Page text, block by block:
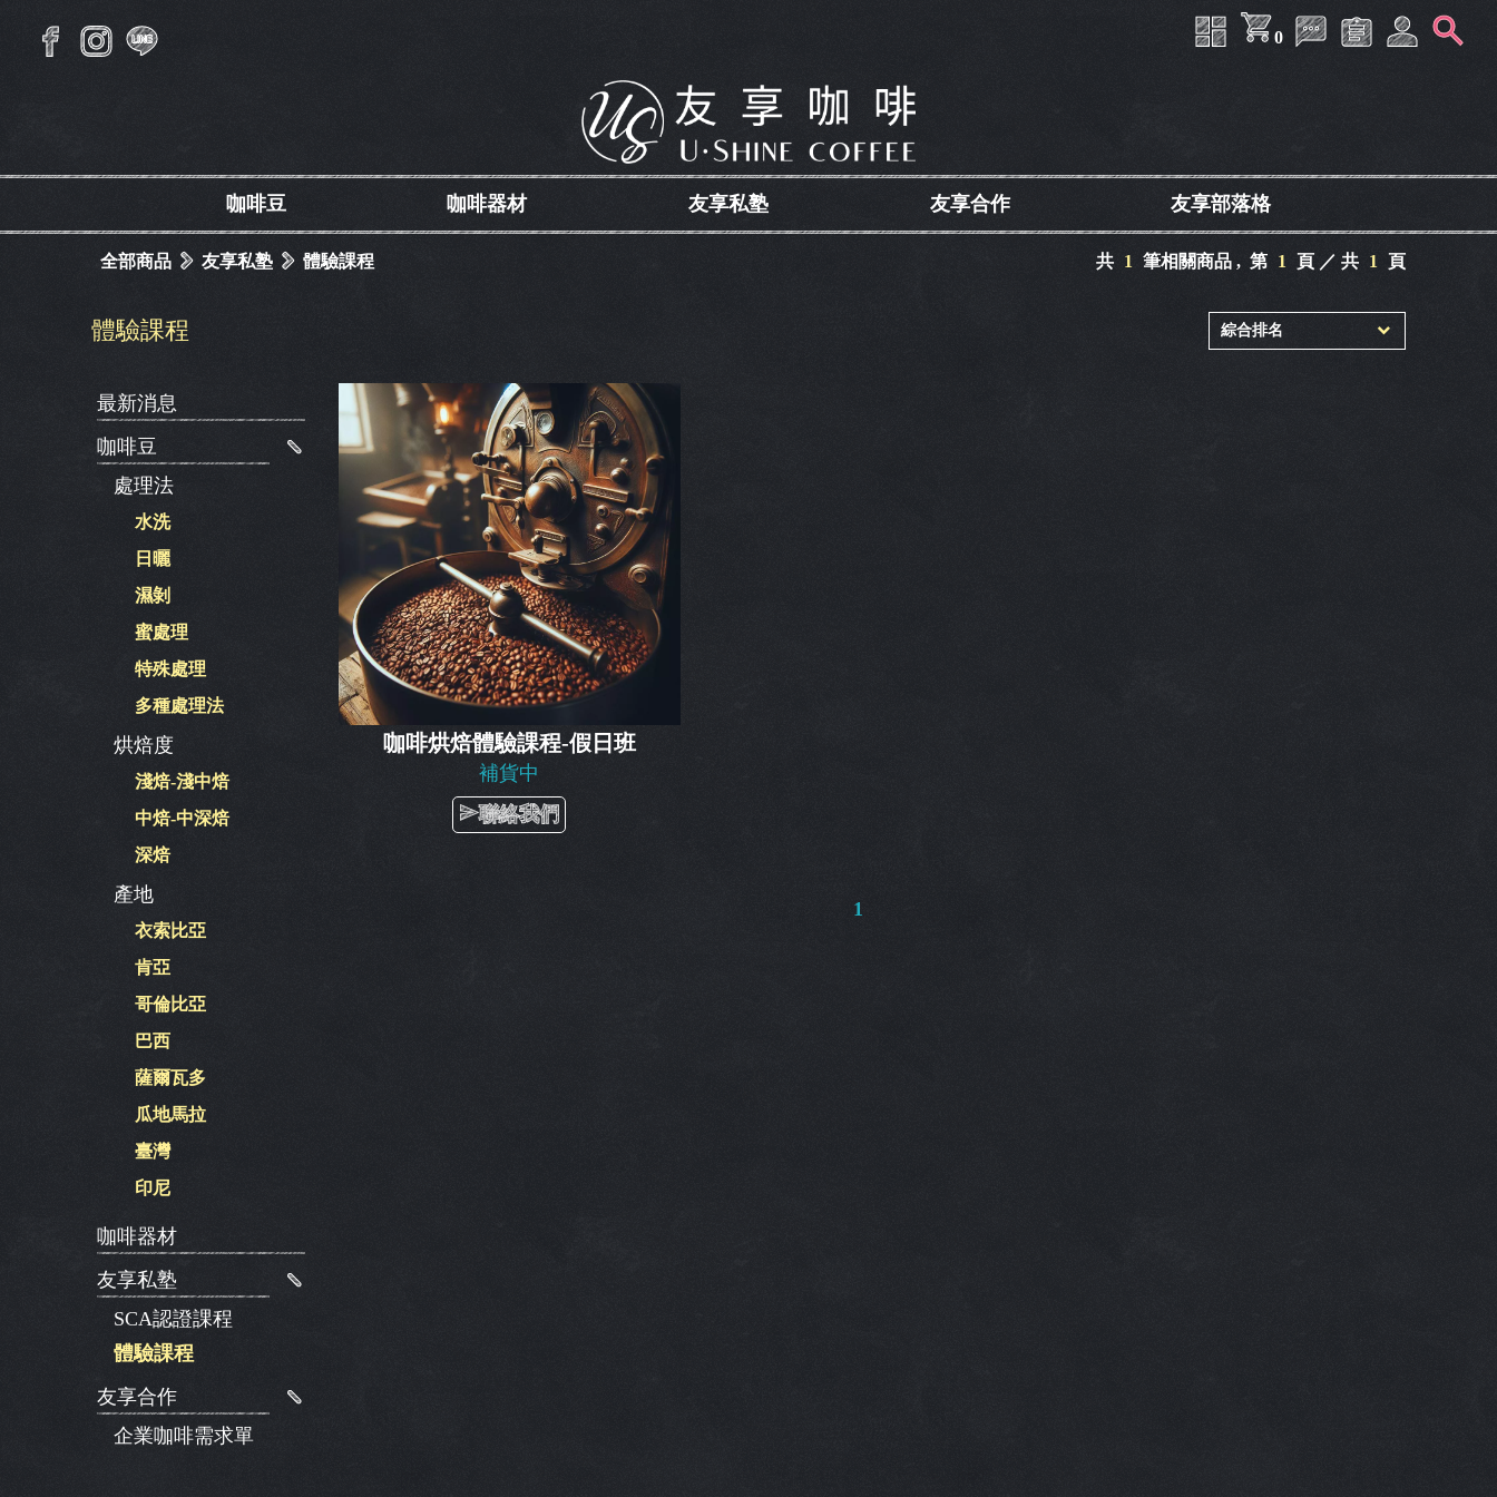
0
咖啡豆 咖啡器材 友享私塾 友享合作 友享部落格
全部商品 友享私塾 體驗課程 共 1 筆相關商品 , 第 1 頁 ／ 共 1 頁
體驗課程
最新消息
咖啡豆
處理法
水洗
日曬
濕剝
蜜處理
特殊處理
多種處理法
烘焙度
淺焙-淺中焙
中焙-中深焙
深焙
產地
衣索比亞
肯亞
哥倫比亞
巴西
薩爾瓦多
瓜地馬拉
臺灣
印尼
咖啡器材
友享私塾
SCA認證課程
體驗課程
友享合作
企業咖啡需求單
咖啡烘焙體驗課程-假日班
補貨中
聯絡我們
1